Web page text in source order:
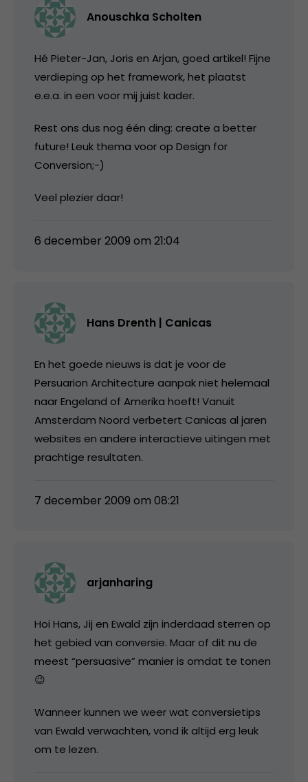
Anouschka Scholten
Hé Pieter-Jan, Joris en Arjan, goed artikel! Fijne
verdieping op het framework, het plaatst
e.e.a. in een voor mij juist kader.
Rest ons dus nog één ding: create a better
future! Leuk thema voor op Design for
Conversion;-)
Veel plezier daar!
6 december 2009 om 21:04
Hans Drenth | Canicas
En het goede nieuws is dat je voor de
Persuarion Architecture aanpak niet helemaal
naar Engeland of Amerika hoeft! Vanuit
Amsterdam Noord verbetert Canicas al jaren
websites en andere interactieve uitingen met
prachtige resultaten.
7 december 2009 om 08:21
arjanharing
Hoi Hans, Jij en Ewald zijn inderdaad sterren op
het gebied van conversie. Maar of dit nu de
meest “persuasive” manier is omdat te tonen
😉
Wanneer kunnen we weer wat conversietips
van Ewald verwachten, vond ik altijd erg leuk
om te lezen.